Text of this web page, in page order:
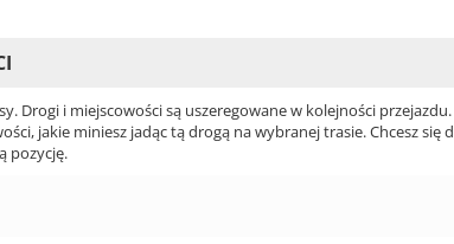
Drogi i miejscowości są uszeregowane w kolejności
jakie miniesz jadąc tą drogą na wybranej trasie. Chcesz się
pozycję.